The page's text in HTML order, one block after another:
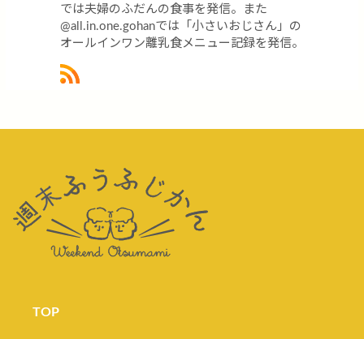
では夫婦のふだんの食事を発信。また
@all.in.one.gohanでは「小さいおじさん」の
オールインワン離乳食メニュー記録を発信。
TOP